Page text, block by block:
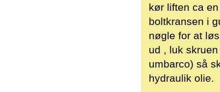
kør liften ca
boltkransen i
nøgle for at
ud , luk
umbarco) så
hydraulik olie.